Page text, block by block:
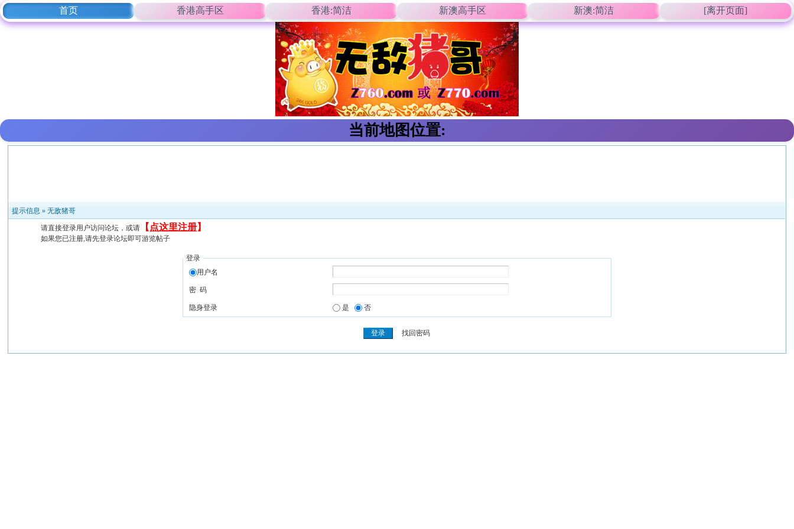
首页 香港高手区 香港:简洁 新澳高手区 新澳:简洁 [离开页面]
当前地图位置:
提示信息 »无敌猪哥
请直接登录用户访问论坛，或请 【 点这里注册】
如果您已注册,请先登录论坛即可游览帖子
登录
用户名
密 码
隐身登录 是 否
找回密码